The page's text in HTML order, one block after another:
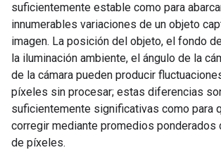
suficientemente estable como para
innumerables variaciones de un objeto
imagen. La posición del objeto, el fondo
la iluminación ambiente, el ángulo de la
de la cámara pueden producir
píxeles sin procesar; estas diferencias
suficientemente significativas como para
corregir mediante promedios ponderados
de píxeles.